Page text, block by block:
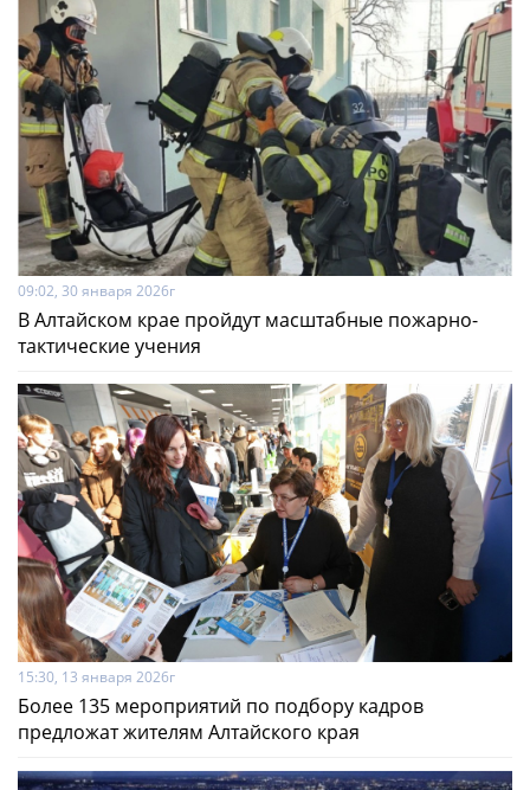
09:02, 30 января 2026г
В Алтайском крае пройдут масштабные пожарно-
тактические учения
15:30, 13 января 2026г
Более 135 мероприятий по подбору кадров
предложат жителям Алтайского края